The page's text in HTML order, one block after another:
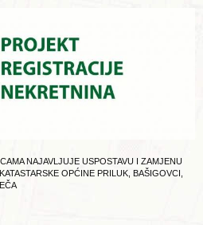
NAJAVLJUJE USPOSTAVU I ZAMJENU
OPĆINE PRILUK, BAŠIGOVCI,